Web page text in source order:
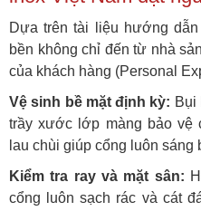
Dựa trên tài liệu hướng
bền không chỉ đến từ nhà
của khách hàng (Personal
Vệ sinh bề mặt định kỳ: Bụi
trầy xước lớp màng bảo vệ
lau chùi giúp cổng luôn sáng
Kiểm tra ray và mặt sân:
cổng luôn sạch rác và cát